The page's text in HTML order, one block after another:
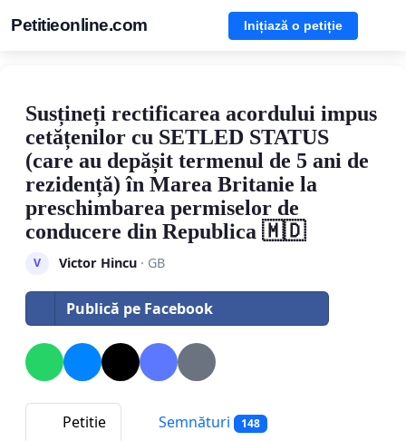
Petitieonline.com Inițiază o petiție
Susțineți rectificarea acordului impus
cetățenilor cu SETLED STATUS
(care au depășit termenul de 5 ani de
rezidență) în Marea Britanie la
preschimbarea permiselor de
conducere din Republica 🇲🇩
V Victor Hincu· GB
Publică pe Facebook
Petitie Semnături 148